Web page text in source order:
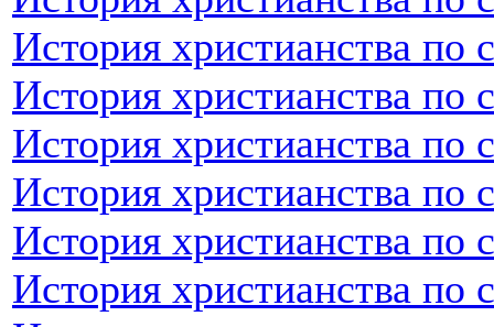
История христианства по
История христианства по
История христианства по
История христианства по
История христианства по
История христианства по